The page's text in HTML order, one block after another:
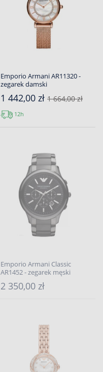
Emporio Armani AR11320 -
zegarek damski
1 442,00 zł 1 664,00 zł
12h
Emporio Armani Classic
AR1452 - zegarek męski
2 350,00 zł